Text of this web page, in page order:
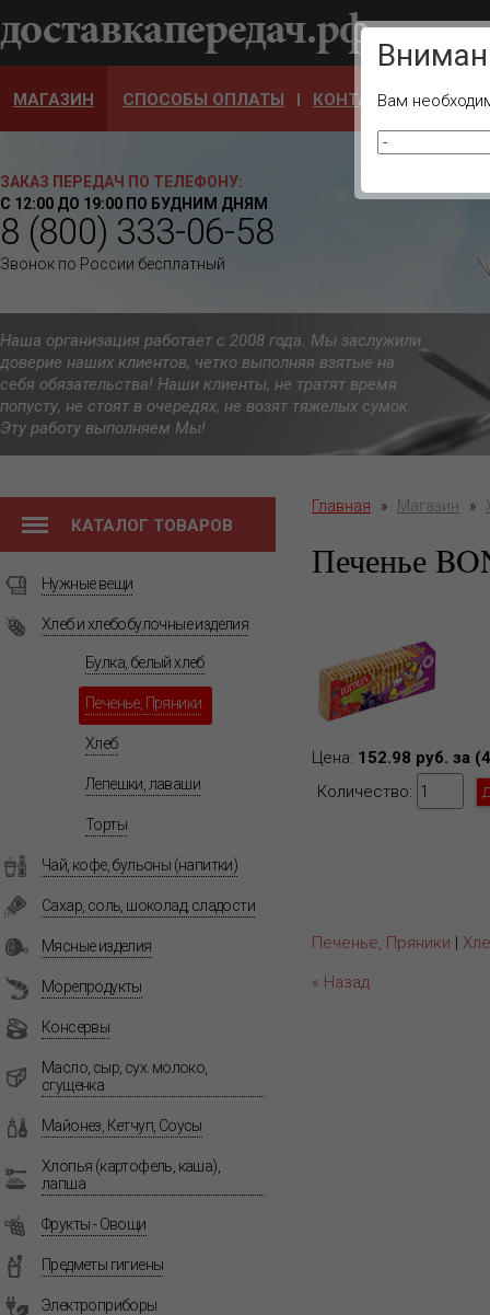
Ваш
МАГАЗИН СПОСОБЫ ОПЛАТЫ КОНТАКТЫ
ЗАКАЗ ПЕРЕДАЧ ПО ТЕЛЕФОНУ:
С 12:00 ДО 19:00 ПО БУДНИМ ДНЯМ
8 (800) 333-06-58
Звонок по России бесплатный
Наша организация работает с 2008 года. Мы заслужили
доверие наших клиентов, четко выполняя взятые на
себя обязательства! Наши клиенты, не тратят время
попусту, не стоят в очередях, не возят тяжелых сумок.
Эту работу выполняем Мы!
КАТАЛОГ ТОВАРОВ
Нужные вещи
Хлеб и хлебобулочные изделия
Булка, белый хлеб
Печенье, Пряники
Хлеб
Лепешки, лаваши
Торты
Чай, кофе, бульоны (напитки)
Сахар, соль, шоколад, сладости
Мясные изделия
Морепродукты
Консервы
Масло, сыр, сух. молоко,
сгущенка
Майонез, Кетчуп, Соусы
Хлопья (картофель, каша),
лапша
Фрукты - Овощи
Предметы гигиены
Электроприборы
Главная » Магазин »
Печенье
Цена: 152.98 руб. за
Количество:
Печенье, Пряники |
« Назад
Вам